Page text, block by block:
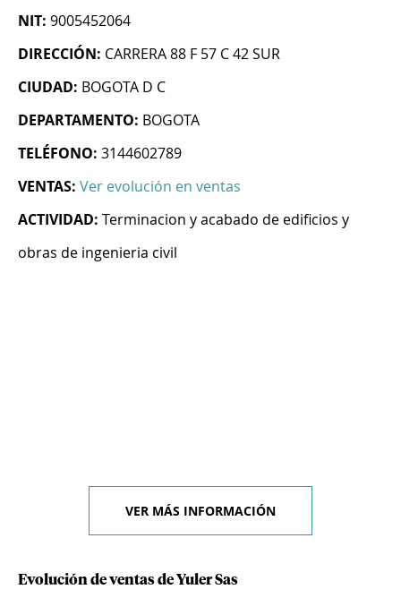
NIT: 9005452064
DIRECCIÓN: CARRERA 88 F 57 C 42 SUR
CIUDAD: BOGOTA D C
DEPARTAMENTO: BOGOTA
TELÉFONO: 3144602789
VENTAS: Ver evolución en ventas
ACTIVIDAD: Terminacion y acabado de edificios y
obras de ingenieria civil
VER MÁS INFORMACIÓN
Evolución de ventas de Yuler Sas